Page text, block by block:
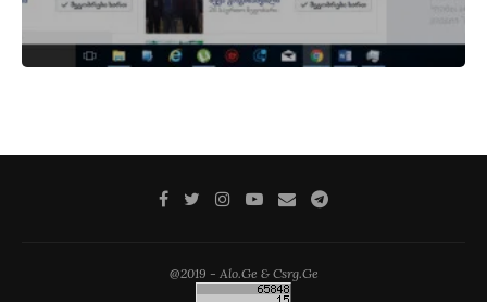
@2019 - Alo.Ge & Csrg.Ge